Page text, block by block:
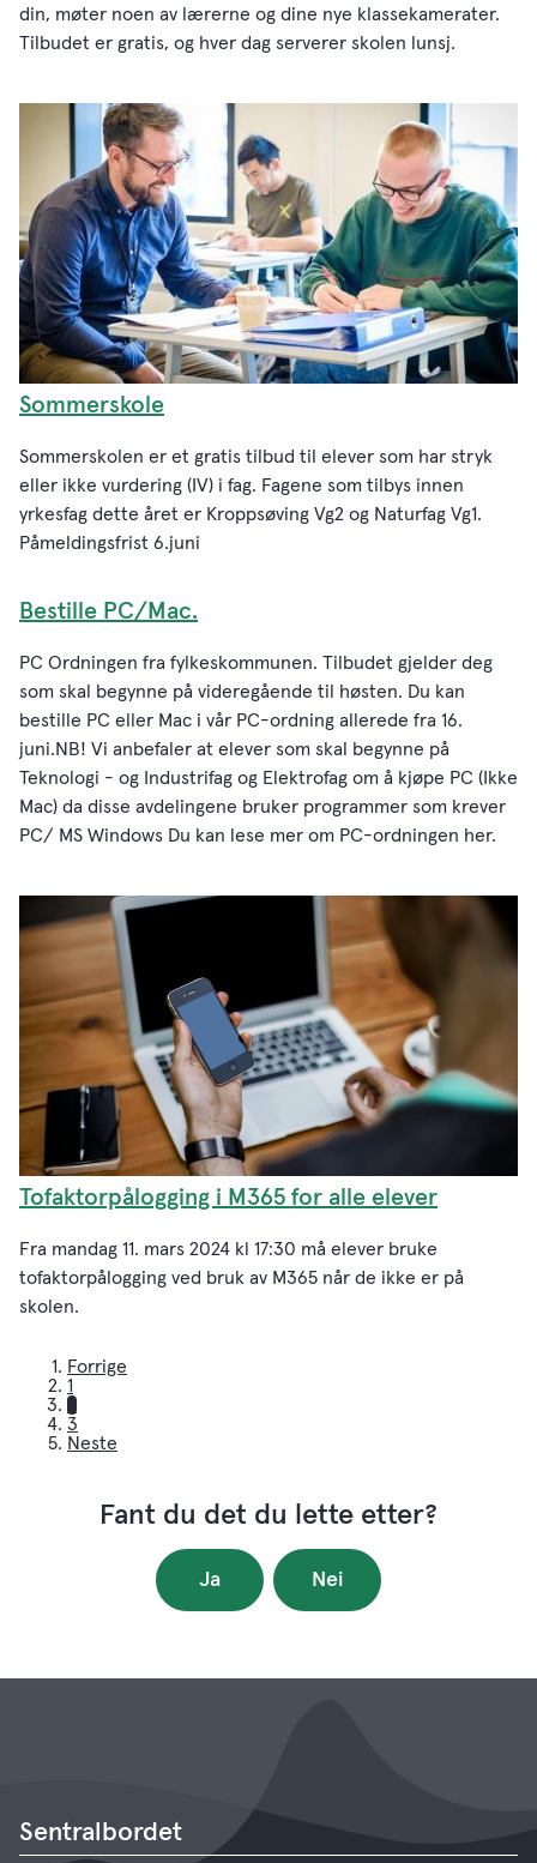
din, møter noen av lærerne og dine nye klassekamerater.
Tilbudet er gratis, og hver dag serverer skolen lunsj.
Sommerskole
Sommerskolen er et gratis tilbud til elever som har stryk
eller ikke vurdering (IV) i fag. Fagene som tilbys innen
yrkesfag dette året er Kroppsøving Vg2 og Naturfag Vg1.
Påmeldingsfrist 6.juni
Bestille PC/Mac.
PC Ordningen fra fylkeskommunen. Tilbudet gjelder deg
som skal begynne på videregående til høsten. Du kan
bestille PC eller Mac i vår PC-ordning allerede fra 16.
juni.NB! Vi anbefaler at elever som skal begynne på
Teknologi - og Industrifag og Elektrofag om å kjøpe PC (Ikke
Mac) da disse avdelingene bruker programmer som krever
PC/ MS Windows Du kan lese mer om PC-ordningen her.
Tofaktorpålogging i M365 for alle elever
Fra mandag 11. mars 2024 kl 17:30 må elever bruke
tofaktorpålogging ved bruk av M365 når de ikke er på
skolen.
Forrige
1
2
3
Neste
Fant du det du lette etter?
Ja Nei
Sentralbordet